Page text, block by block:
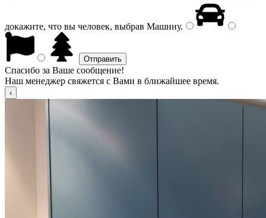
докажите, что вы человек, выбрав Машину.
Спасибо за Ваше сообщение!
Наш менеджер свяжется с Вами в ближайшее время.